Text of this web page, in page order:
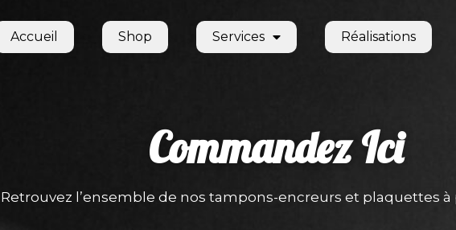
Accueil Shop Services Réalisations
CommandezIci
Retrouvez l’ensemble de nos tampons-encreurs et plaquettes